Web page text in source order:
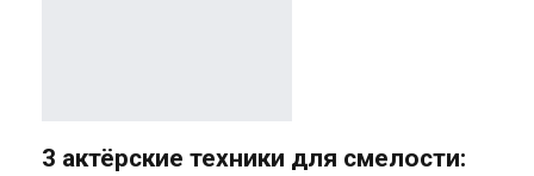
3 актёрские техники для смелости: